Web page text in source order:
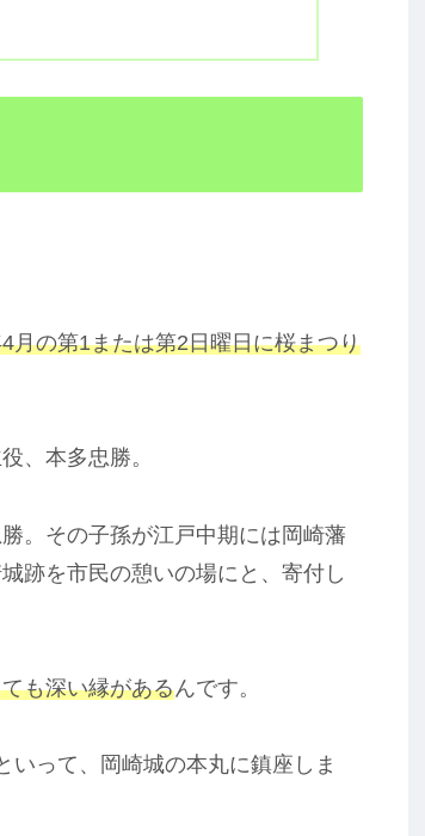
月の第1または第2日曜日に桜まつり
、本多忠勝。
。その子孫が江戸中期には岡崎藩
跡を市民の憩いの場にと、寄付し
も深い縁があるんです。
いって、岡崎城の本丸に鎮座しま